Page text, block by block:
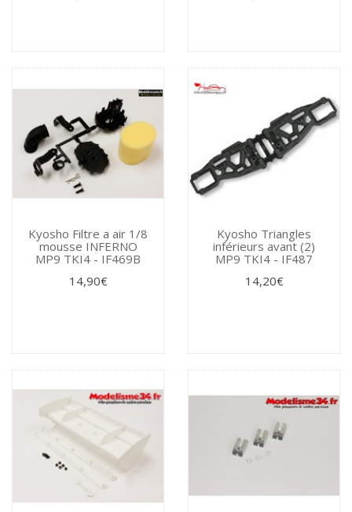
Kyosho Filtre a air 1/8
mousse INFERNO
MP9 TKI4 - IF469B
14,90€
Kyosho Triangles
inférieurs avant (2)
MP9 TKI4 - IF487
14,20€